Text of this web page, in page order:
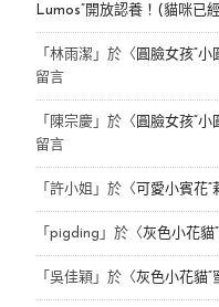
Lumos”開放認養！(貓咪已
「 林雨潔 」於〈 圓臉女孩“
留言
「 陳宗慶」於〈 圓臉女孩“
留言
「 許小姐 」於〈 可愛小賓花“
「 pigding 」於〈 灰色小花貓
「 吳佳穎 」於〈 灰色小花貓“